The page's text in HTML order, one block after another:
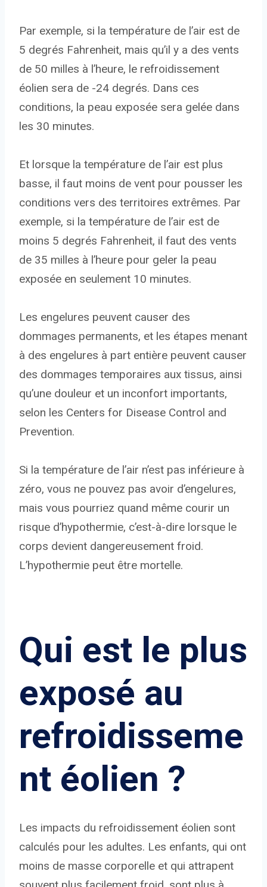
Par exemple, si la température de l’air est de
5 degrés Fahrenheit, mais qu’il y a des vents
de 50 milles à l’heure, le refroidissement
éolien sera de -24 degrés. Dans ces
conditions, la peau exposée sera gelée dans
les 30 minutes.
Et lorsque la température de l’air est plus
basse, il faut moins de vent pour pousser les
conditions vers des territoires extrêmes. Par
exemple, si la température de l’air est de
moins 5 degrés Fahrenheit, il faut des vents
de 35 milles à l’heure pour geler la peau
exposée en seulement 10 minutes.
Les engelures peuvent causer des
dommages permanents, et les étapes menant
à des engelures à part entière peuvent causer
des dommages temporaires aux tissus, ainsi
qu’une douleur et un inconfort importants,
selon les Centers for Disease Control and
Prevention.
Si la température de l’air n’est pas inférieure à
zéro, vous ne pouvez pas avoir d’engelures,
mais vous pourriez quand même courir un
risque d’hypothermie, c’est-à-dire lorsque le
corps devient dangereusement froid.
L’hypothermie peut être mortelle.
Qui est le plus
exposé au
refroidisseme
nt éolien ?
Les impacts du refroidissement éolien sont
calculés pour les adultes. Les enfants, qui ont
moins de masse corporelle et qui attrapent